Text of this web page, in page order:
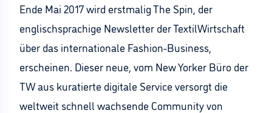
Ende Mai 2017 wird erstmalig The Spin, der
englischsprachige Newsletter der TextilWirtschaft
über das internationale Fashion-Business,
erscheinen. Dieser neue, vom New Yorker Büro der
TW aus kuratierte digitale Service versorgt die
weltweit schnell wachsende Community von